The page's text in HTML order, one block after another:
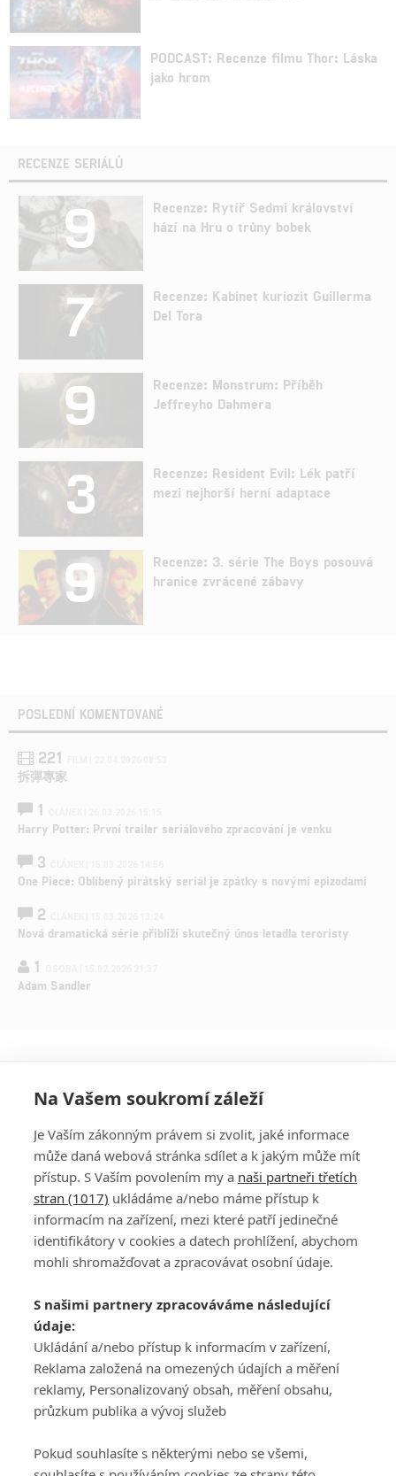
PODCAST: Recenze filmu Thor: Láska
jako hrom
RECENZE SERIÁLŮ
9
Recenze: Rytíř Sedmi království
hází na Hru o trůny bobek
7
Recenze: Kabinet kuriozit Guillerma
Del Tora
9
Recenze: Monstrum: Příběh
Jeffreyho Dahmera
3
Recenze: Resident Evil: Lék patří
mezi nejhorší herní adaptace
9
Recenze: 3. série The Boys posouvá
hranice zvrácené zábavy
POSLEDNÍ KOMENTOVANÉ
221
拆彈專家
1
Harry Potter: První trailer seriálového zpracování je venku
3
One Piece: Oblíbený pirátský seriál je zpátky s novými epizodami
2
Nová dramatická série přiblíží skutečný únos letadla teroristy
1
Adam Sandler
PŘIHLÁSIT
REGISTROVAT
DISKUZE
Šéfredaktorkou webu jePetr Slavík, e-mailserialy@fandimefilmu.cz
Máte-li zájem o inzerci na našem webu napište nám na e-mail
studio@koncal.com
Ochrana osobních údajů|Zásady používání cookies |Pravidla webu
Upravit nastavení soukromí
Na Vašem soukromí záleží
Je Vaším zákonným právem si zvolit, jaké informace
může daná webová stránka sdílet a k jakým může mít
přístup. S Vaším povolením my a naši partneři třetích
stran (1017) ukládáme a/nebo máme přístup k
informacím na zařízení, mezi které patří jedinečné
identifikátory v cookies a datech prohlížení, abychom
mohli shromažďovat a zpracovávat osobní údaje.
S našimi partnery zpracováváme následující
údaje:
Ukládání a/nebo přístup k informacím v zařízení,
Reklama založená na omezených údajích a měření
reklamy, Personalizovaný obsah, měření obsahu,
průzkum publika a vývoj služeb
Pokud souhlasíte s některými nebo se všemi,